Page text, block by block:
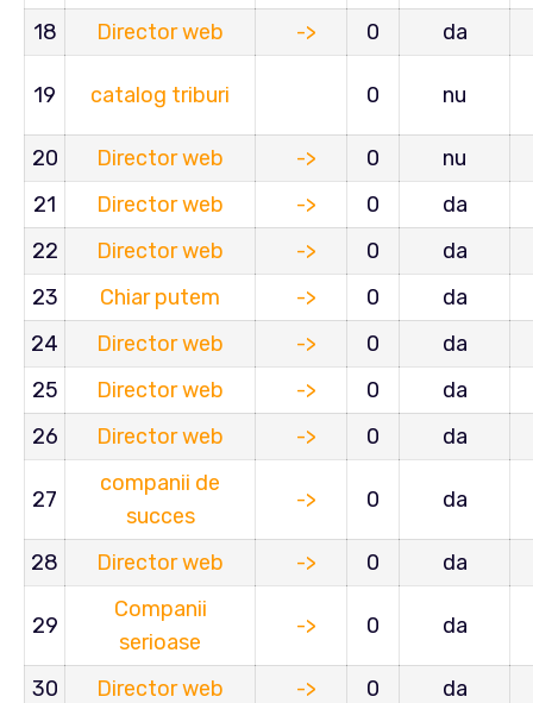
18
Director web -> 0 da
19 catalog triburi 0 nu
20 Director web -> 0
nu
21
Director web -> 0
da
22
Director web -> 0
da
23
Chiar putem -> 0
da
24
Director web -> 0
da
25
Director web -> 0
da
26
Director web -> 0 da
27
companii de
succes
-> 0 da
28 Director web -> 0 da
29
Companii
serioase
-> 0 da
30 Director web -> 0 da